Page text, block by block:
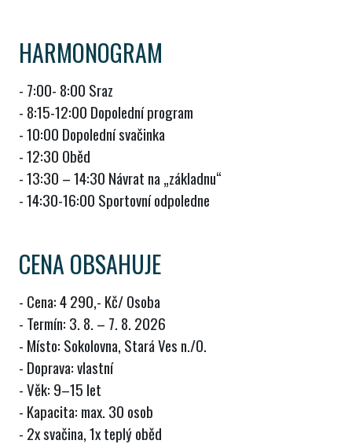
HARMONOGRAM
- 7:00- 8:00 Sraz
- 8:15-12:00 Dopolední program
- 10:00 Dopolední svačinka
- 12:30 Oběd
- 13:30 – 14:30 Návrat na „základnu“
- 14:30-16:00 Sportovní odpoledne
CENA OBSAHUJE
- Cena: 4 290,- Kč/ Osoba
- Termín: 3. 8. – 7. 8. 2026
- Místo: Sokolovna, Stará Ves n./O.
- Doprava: vlastní
- Věk: 9–15 let
- Kapacita: max. 30 osob
- 2x svačina, 1x teplý oběd